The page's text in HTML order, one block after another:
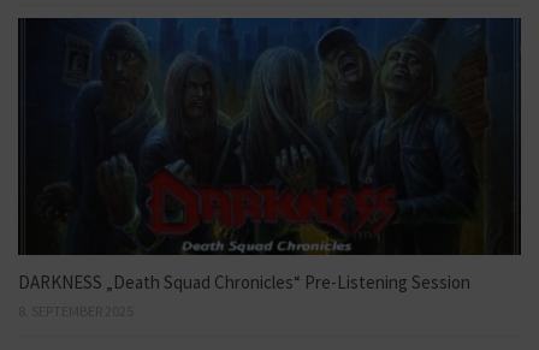
DARKNESS „Death Squad Chronicles“ Pre-Listening Session